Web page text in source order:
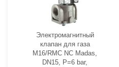
Электромагнитный
клапан для газа
M16/RMC NC Madas,
DN15, Р=6 bar,